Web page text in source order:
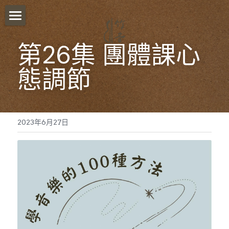
首頁
關於我們
影音分享
竹音講堂
竹音小語
竹音小教室
ESG永續發展
聯絡我們
第26集 團體課心
態調節
2023年6月27日